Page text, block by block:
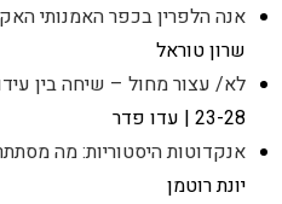
אנה הלפרין בכפר האמנותי
שרון טוראל
לא/ עצור מחול – שיחה בין
23-28 | עדו פדר
אנקדוטות היסטוריות: מה
יונת רוטמן